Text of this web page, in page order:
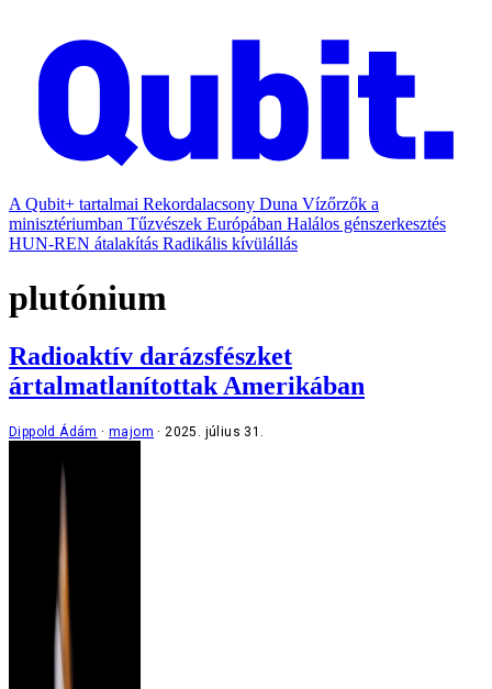
A Qubit+ tartalmai Rekordalacsony Duna Vízőrzők a
minisztériumban Tűzvészek Európában Halálos génszerkesztés
HUN-REN átalakítás Radikális kívülállás
plutónium
Radioaktív darázsfészket
ártalmatlanítottak Amerikában
Dippold Ádám majom 2025. július 31.